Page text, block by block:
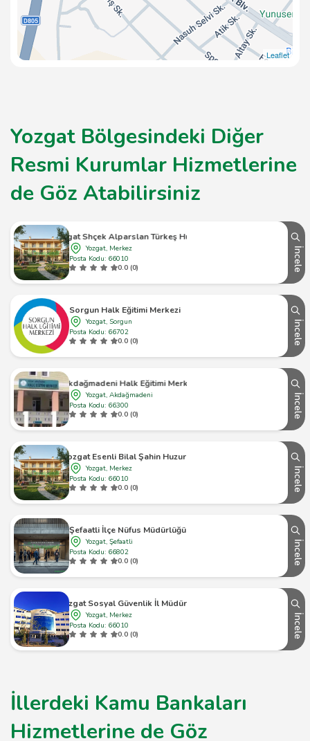
Leaflet
Yozgat Bölgesindeki Diğer
Resmi Kurumlar Hizmetlerine
de Göz Atabilirsiniz
Yozgat Shçek Alparslan Türkeş Huzurevi
Yozgat, Merkez
Posta Kodu: 66010
0.0 (0)
İncele
Sorgun Halk Eğitimi Merkezi
Yozgat, Sorgun
Posta Kodu: 66702
0.0 (0)
İncele
Akdağmadeni Halk Eğitimi Merkezi
Yozgat, Akdağmadeni
Posta Kodu: 66300
0.0 (0)
İncele
Yozgat Esenli Bilal Şahin Huzurevi
Yozgat, Merkez
Posta Kodu: 66010
0.0 (0)
İncele
Şefaatli İlçe Nüfus Müdürlüğü
Yozgat, Şefaatli
Posta Kodu: 66802
0.0 (0)
İncele
Yozgat Sosyal Güvenlik İl Müdürlüğü
Yozgat, Merkez
Posta Kodu: 66010
0.0 (0)
İncele
İllerdeki Kamu Bankaları
Hizmetlerine de Göz